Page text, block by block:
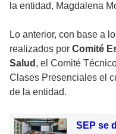
la entidad, Magdalena
Lo anterior, con base a
realizados por Comité
Salud , el Comité
Clases Presenciales el
de la entidad.
SEP se